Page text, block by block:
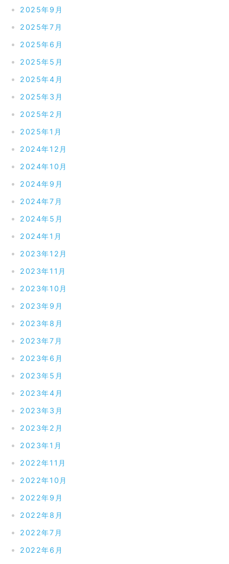
2025年9月
2025年7月
2025年6月
2025年5月
2025年4月
2025年3月
2025年2月
2025年1月
2024年12月
2024年10月
2024年9月
2024年7月
2024年5月
2024年1月
2023年12月
2023年11月
2023年10月
2023年9月
2023年8月
2023年7月
2023年6月
2023年5月
2023年4月
2023年3月
2023年2月
2023年1月
2022年11月
2022年10月
2022年9月
2022年8月
2022年7月
2022年6月